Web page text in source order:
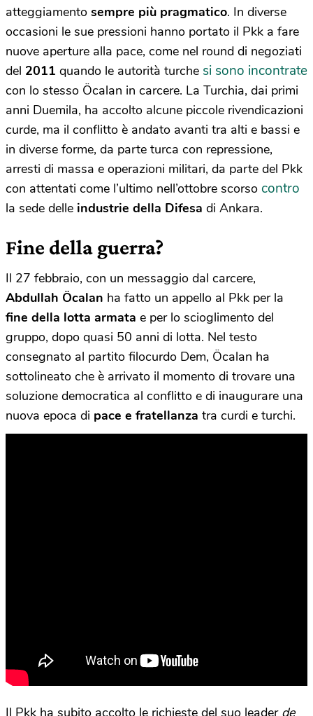
atteggiamento sempre più pragmatico. In diverse
occasioni le sue pressioni hanno portato il Pkk a fare
nuove aperture alla pace, come nel round di negoziati
del 2011 quando le autorità turche si sono incontrate
con lo stesso Öcalan in carcere. La Turchia, dai primi
anni Duemila, ha accolto alcune piccole rivendicazioni
curde, ma il conflitto è andato avanti tra alti e bassi e
in diverse forme, da parte turca con repressione,
arresti di massa e operazioni militari, da parte del Pkk
con attentati come l’ultimo nell’ottobre scorso contro
la sede delle industrie della Difesa di Ankara.
Fine della guerra?
Il 27 febbraio, con un messaggio dal carcere,
Abdullah Öcalan ha fatto un appello al Pkk per la
fine della lotta armata e per lo scioglimento del
gruppo, dopo quasi 50 anni di lotta. Nel testo
consegnato al partito filocurdo Dem, Öcalan ha
sottolineato che è arrivato il momento di trovare una
soluzione democratica al conflitto e di inaugurare una
nuova epoca di pace e fratellanza tra curdi e turchi.
Il Pkk ha subito accolto le richieste del suo leader de